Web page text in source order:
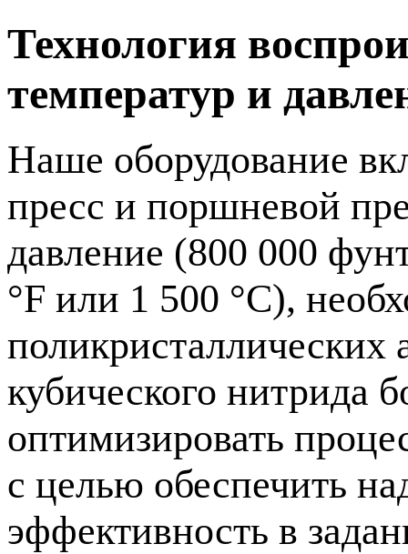
Технология
температур и
Наше оборудование
пресс и поршневой
давление (800 000
°F или 1 500 °C),
поликристаллических
кубического нитрида
оптимизировать
с целью обеспечить
эффективность в